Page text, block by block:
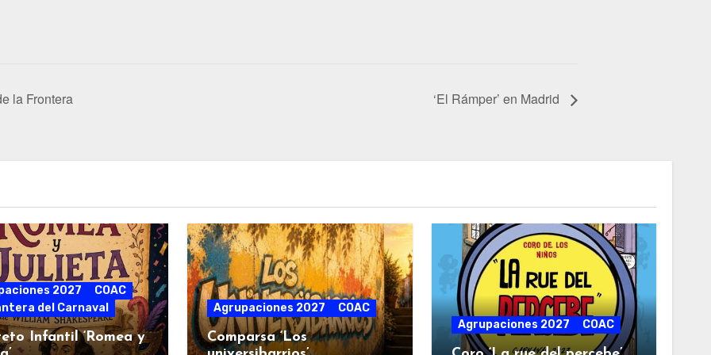
la Frontera ‘El Rámper’ en Madrid
2027
COAC
del Carnaval
Infantil ‘Romea y
Agrupaciones 2027 COAC
Comparsa ‘Los
Agrupaciones 2027 COAC